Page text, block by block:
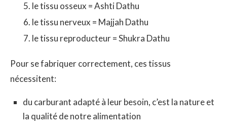
le tissu osseux = Ashti Dathu
le tissu nerveux = Majjah Dathu
le tissu reproducteur = Shukra Dathu
Pour se fabriquer correctement, ces tissus
nécessitent:
du carburant adapté à leur besoin, c’est la nature et
la qualité de notre alimentation